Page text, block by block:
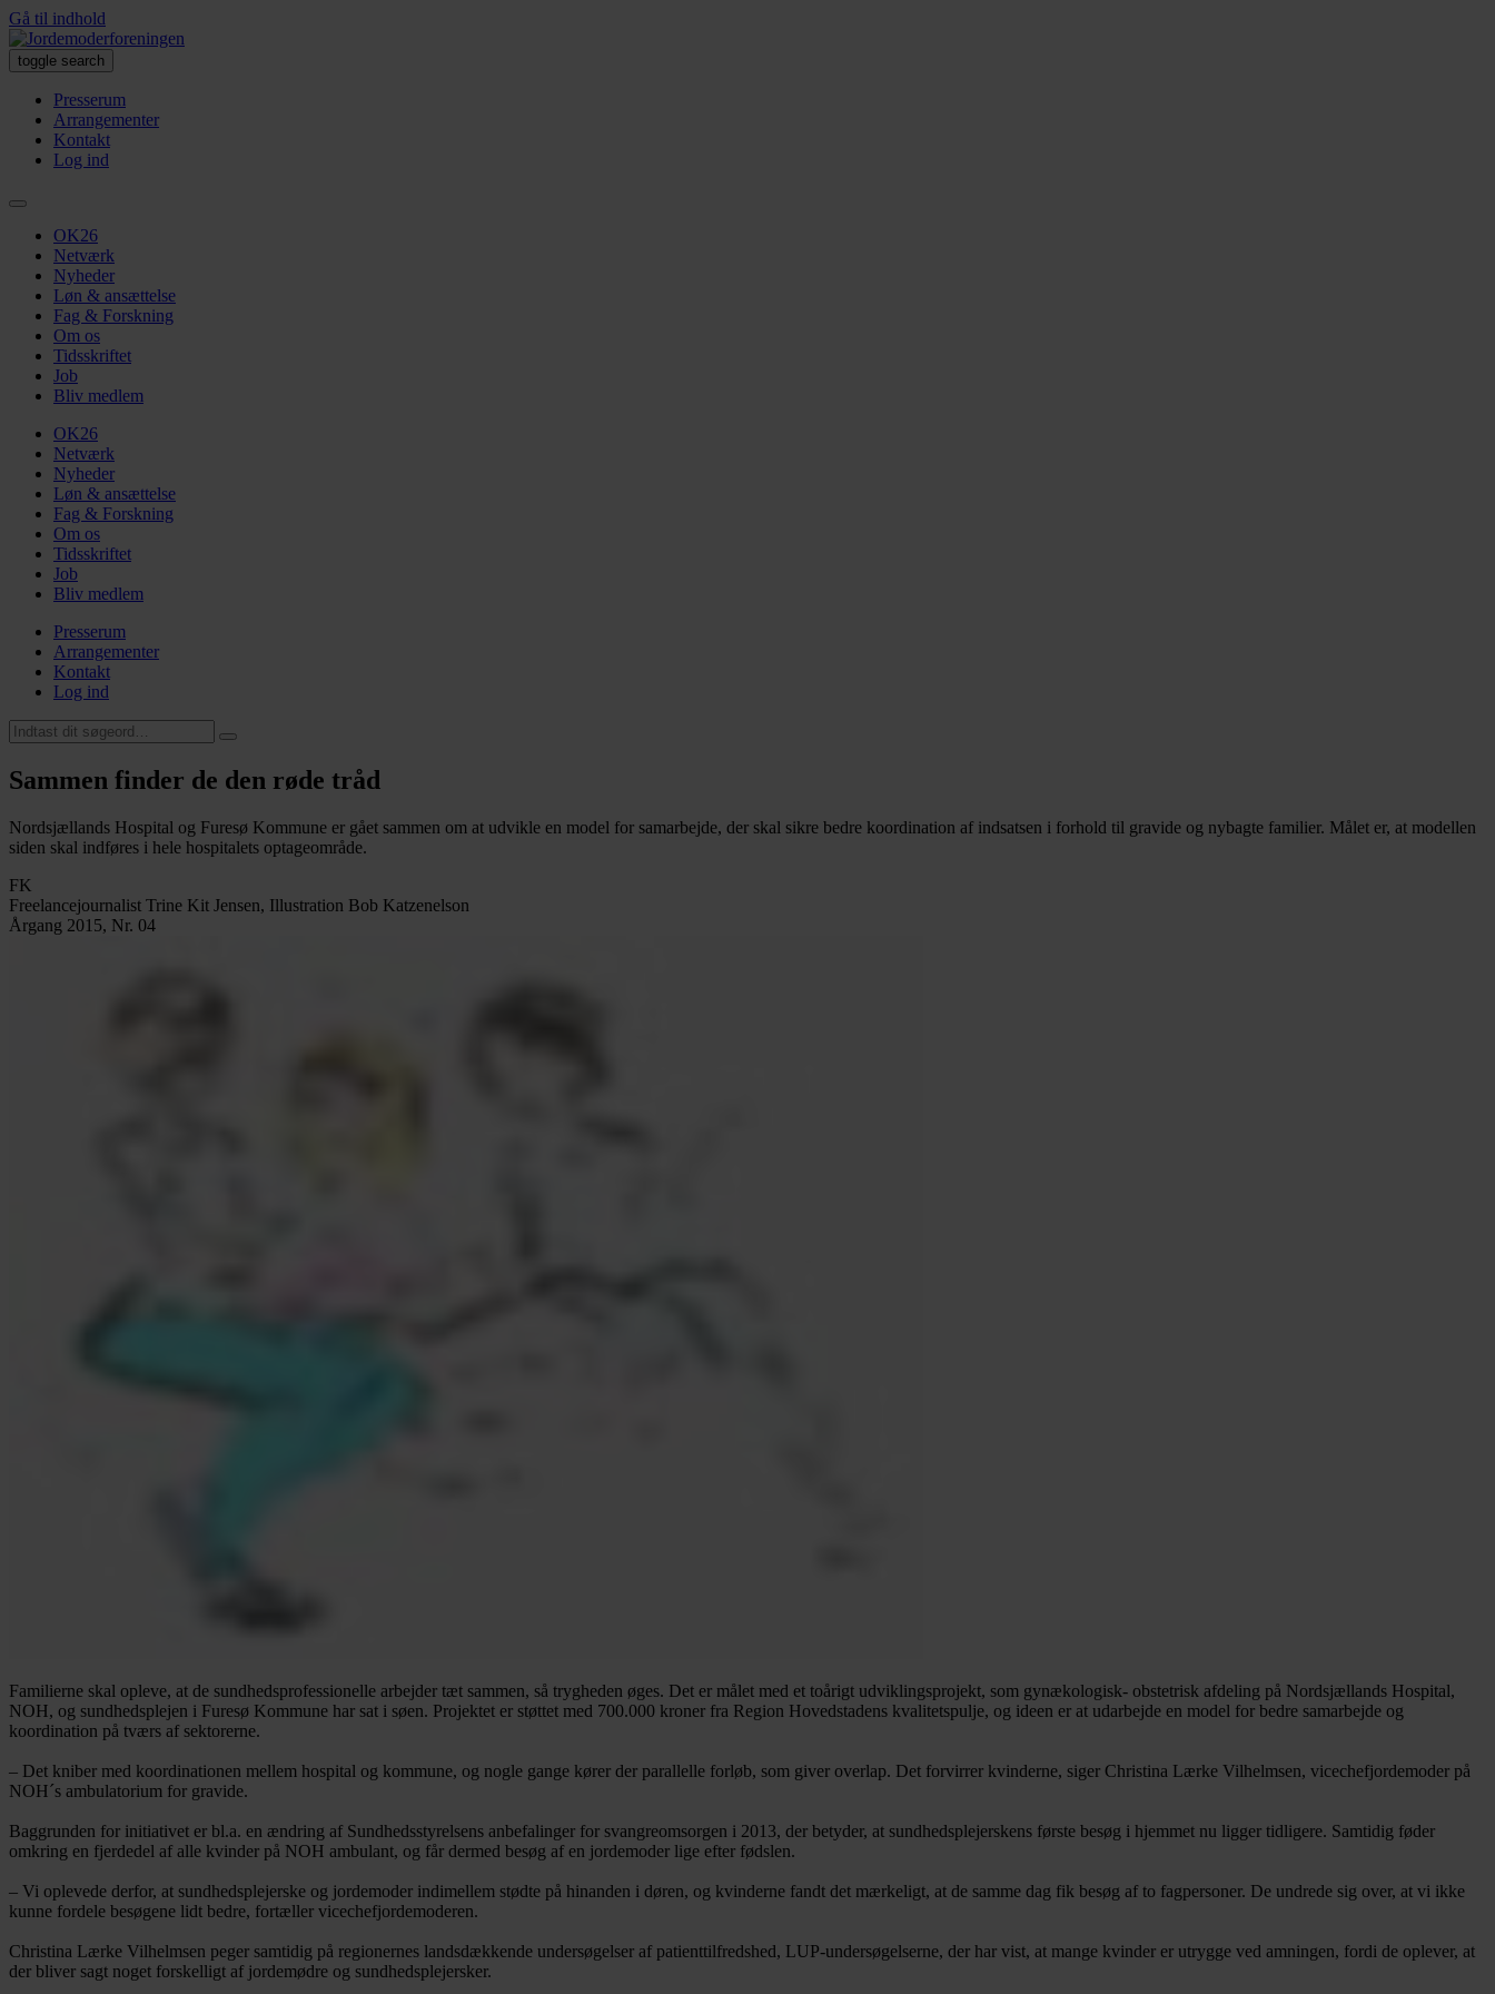
Gå til indhold
toggle search
Presserum
Arrangementer
Kontakt
Log ind
OK26
Netværk
Nyheder
Løn & ansættelse
Fag & Forskning
Om os
Tidsskriftet
Job
Bliv medlem
OK26
Netværk
Nyheder
Løn & ansættelse
Fag & Forskning
Om os
Tidsskriftet
Job
Bliv medlem
Presserum
Arrangementer
Kontakt
Log ind
Sammen finder de den røde tråd
Nordsjællands Hospital og Furesø Kommune er gået sammen om at udvikle en model for samarbejde, der skal sikre bedre koordination af indsatsen i forhold til gravide og nybagte familier. Målet er, at modellen
siden skal indføres i hele hospitalets optageområde.
FK
Freelancejournalist Trine Kit Jensen, Illustration Bob Katzenelson
Årgang 2015, Nr. 04
Familierne skal opleve, at de sundhedsprofessionelle arbejder tæt sammen, så trygheden øges. Det er målet med et toårigt udviklingsprojekt, som gynækologisk- obstetrisk afdeling på Nordsjællands Hospital,
NOH, og sundhedsplejen i Furesø Kommune har sat i søen. Projektet er støttet med 700.000 kroner fra Region Hovedstadens kvalitetspulje, og ideen er at udarbejde en model for bedre samarbejde og
koordination på tværs af sektorerne.
– Det kniber med koordinationen mellem hospital og kommune, og nogle gange kører der parallelle forløb, som giver overlap. Det forvirrer kvinderne, siger Christina Lærke Vilhelmsen, vicechefjordemoder på
NOH´s ambulatorium for gravide.
Baggrunden for initiativet er bl.a. en ændring af Sundhedsstyrelsens anbefalinger for svangreomsorgen i 2013, der betyder, at sundhedsplejerskens første besøg i hjemmet nu ligger tidligere. Samtidig føder
omkring en fjerdedel af alle kvinder på NOH ambulant, og får dermed besøg af en jordemoder lige efter fødslen.
– Vi oplevede derfor, at sundhedsplejerske og jordemoder indimellem stødte på hinanden i døren, og kvinderne fandt det mærkeligt, at de samme dag fik besøg af to fagpersoner. De undrede sig over, at vi ikke
kunne fordele besøgene lidt bedre, fortæller vicechefjordemoderen.
Christina Lærke Vilhelmsen peger samtidig på regionernes landsdækkende undersøgelser af patienttilfredshed, LUP-undersøgelserne, der har vist, at mange kvinder er utrygge ved amningen, fordi de oplever, at
der bliver sagt noget forskelligt af jordemødre og sundhedsplejersker.